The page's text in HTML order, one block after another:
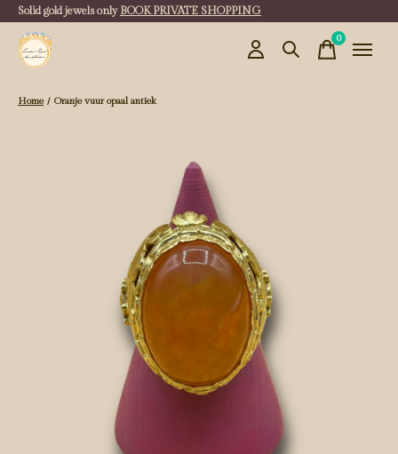
Solid gold jewels only BOOK PRIVATE SHOPPING
0items
Home / Oranje vuur opaal antiek